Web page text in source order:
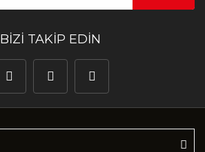
BİZİ TAKİP EDİN